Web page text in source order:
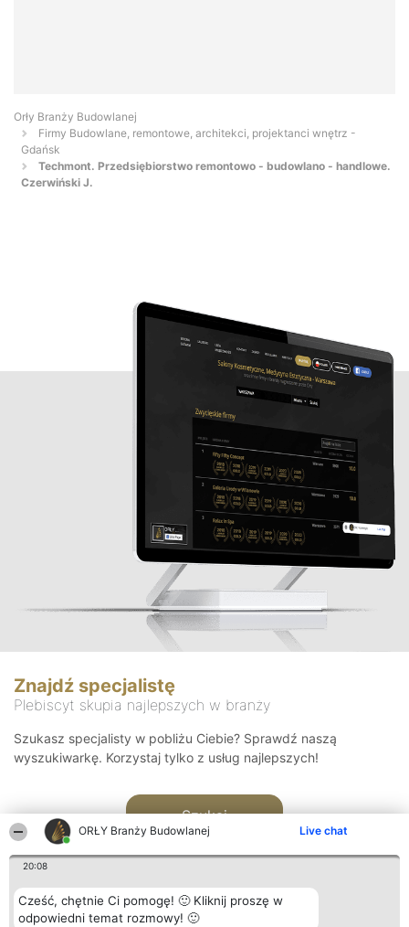
ORŁY Branży Budowlanej Live chat
20:08
Cześć, chętnie Ci pomogę! 🙂 Kliknij proszę w
odpowiedni temat rozmowy! 🙂
Orły Branży Budowlanej
Firmy Budowlane, remontowe, architekci, projektanci wnętrz -
Gdańsk
Techmont. Przedsiębiorstwo remontowo - budowlano - handlowe.
Czerwiński J.
Znajdź specjalistę
Plebiscyt skupia najlepszych w branży
Szukasz specjalisty w pobliżu Ciebie? Sprawdź naszą
wyszukiwarkę. Korzystaj tylko z usług najlepszych!
Szukaj